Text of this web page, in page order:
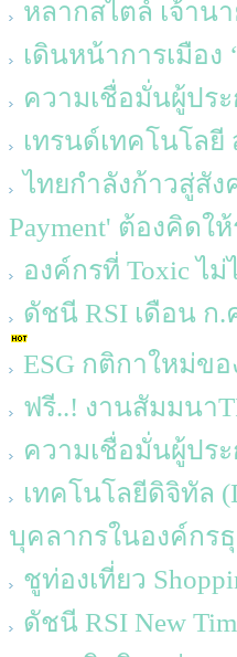
หลากสไตล์ เจ้าน
เดินหน้าการเมือง
ความเชื่อมั่นผู้ปร
เทรนด์เทคโนโล
ไทยกำลังก้าวสู่สัง
Payment' ต้องคิดใ
องค์กรที่ Toxic ไ
ดัชนี RSI เดือน ก.
ESG กติกาใหม่ข
ฟรี..! งานสัมมนา
ความเชื่อมั่นผู้ปร
เทคโนโลยีดิจิทัล
บุคลากรในองค์กร
ชูท่องเที่ยว
ดัชนี RSI New